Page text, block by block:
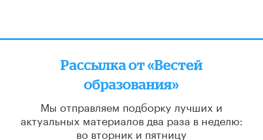
Рассылка от «Вестей
образования»
Мы отправляем подборку лучших и
актуальных материалов два раза в неделю:
во вторник и пятницу